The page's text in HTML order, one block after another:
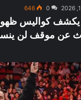
0
646
يكشف كواليس
عن موقف لن